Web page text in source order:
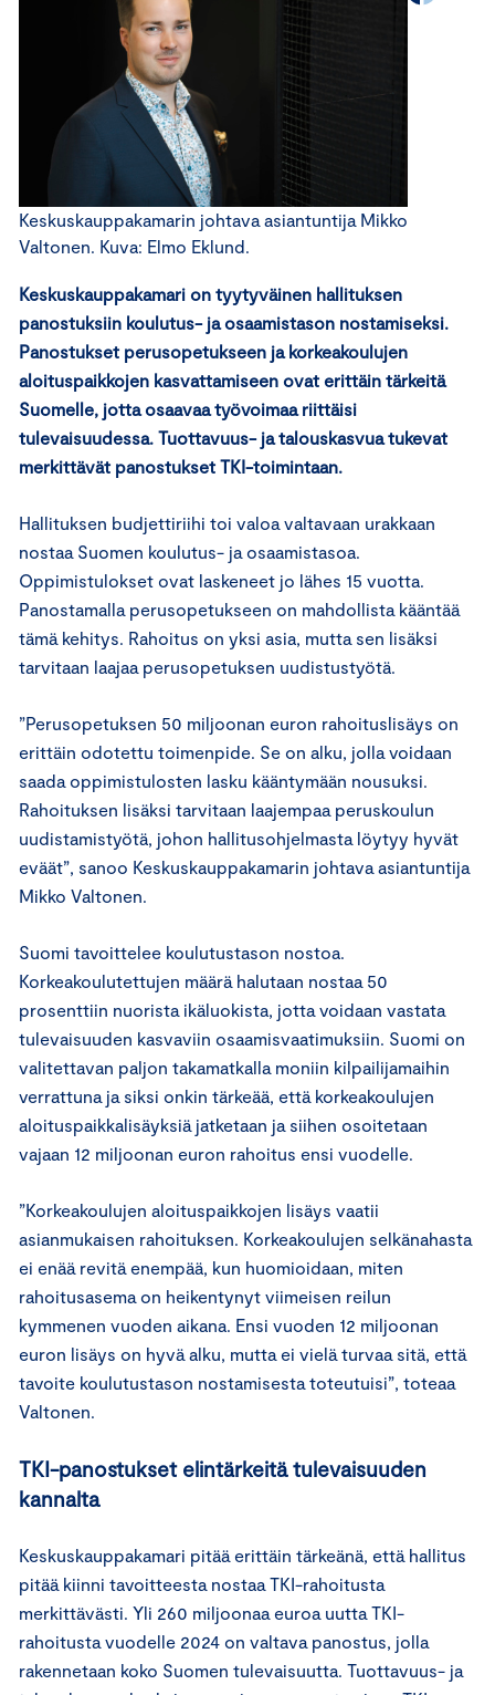
Keskuskauppakamarin johtava asiantuntija Mikko
Valtonen. Kuva: Elmo Eklund.
Keskuskauppakamari on tyytyväinen hallituksen
panostuksiin koulutus- ja osaamistason nostamiseksi.
Panostukset perusopetukseen ja korkeakoulujen
aloituspaikkojen kasvattamiseen ovat erittäin tärkeitä
Suomelle, jotta osaavaa työvoimaa riittäisi
tulevaisuudessa. Tuottavuus- ja talouskasvua tukevat
merkittävät panostukset TKI-toimintaan.
Hallituksen budjettiriihi toi valoa valtavaan urakkaan
nostaa Suomen koulutus- ja osaamistasoa.
Oppimistulokset ovat laskeneet jo lähes 15 vuotta.
Panostamalla perusopetukseen on mahdollista kääntää
tämä kehitys. Rahoitus on yksi asia, mutta sen lisäksi
tarvitaan laajaa perusopetuksen uudistustyötä.
”Perusopetuksen 50 miljoonan euron rahoituslisäys on
erittäin odotettu toimenpide. Se on alku, jolla voidaan
saada oppimistulosten lasku kääntymään nousuksi.
Rahoituksen lisäksi tarvitaan laajempaa peruskoulun
uudistamistyötä, johon hallitusohjelmasta löytyy hyvät
eväät”, sanoo Keskuskauppakamarin johtava asiantuntija
Mikko Valtonen.
Suomi tavoittelee koulutustason nostoa.
Korkeakoulutettujen määrä halutaan nostaa 50
prosenttiin nuorista ikäluokista, jotta voidaan vastata
tulevaisuuden kasvaviin osaamisvaatimuksiin. Suomi on
valitettavan paljon takamatkalla moniin kilpailijamaihin
verrattuna ja siksi onkin tärkeää, että korkeakoulujen
aloituspaikkalisäyksiä jatketaan ja siihen osoitetaan
vajaan 12 miljoonan euron rahoitus ensi vuodelle.
”Korkeakoulujen aloituspaikkojen lisäys vaatii
asianmukaisen rahoituksen. Korkeakoulujen selkänahasta
ei enää revitä enempää, kun huomioidaan, miten
rahoitusasema on heikentynyt viimeisen reilun
kymmenen vuoden aikana. Ensi vuoden 12 miljoonan
euron lisäys on hyvä alku, mutta ei vielä turvaa sitä, että
tavoite koulutustason nostamisesta toteutuisi”, toteaa
Valtonen.
TKI-panostukset elintärkeitä tulevaisuuden
kannalta
Keskuskauppakamari pitää erittäin tärkeänä, että hallitus
pitää kiinni tavoitteesta nostaa TKI-rahoitusta
merkittävästi. Yli 260 miljoonaa euroa uutta TKI-
rahoitusta vuodelle 2024 on valtava panostus, jolla
rakennetaan koko Suomen tulevaisuutta. Tuottavuus- ja